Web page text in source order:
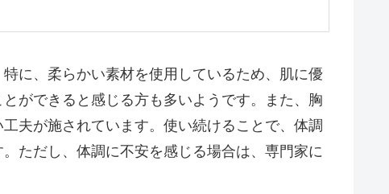
に、柔らかい素材を使用しているため、肌に優
ができると感じる方も多いようです。また、胸
夫が施されています。使い続けることで、体調
ただし、体調に不安を感じる場合は、専門家に